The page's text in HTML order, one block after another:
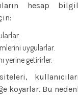
hesap
uygularlar.
yerine getirirler.
koyarlar. Bu